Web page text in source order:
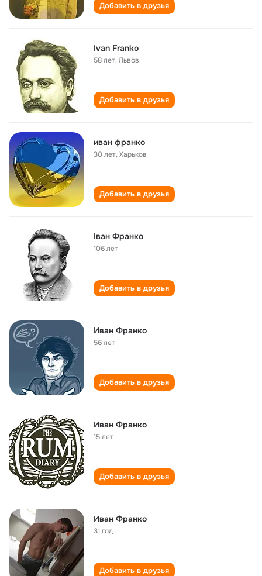
Добавить в друзья
Ivan Franko
58 лет,Львов
Добавить в друзья
иван франко
30 лет,Харьков
Добавить в друзья
Іван Франко
106 лет
Добавить в друзья
Иван Франко
56 лет
Добавить в друзья
Иван Франко
15 лет
Добавить в друзья
Иван Франко
31 год
Добавить в друзья